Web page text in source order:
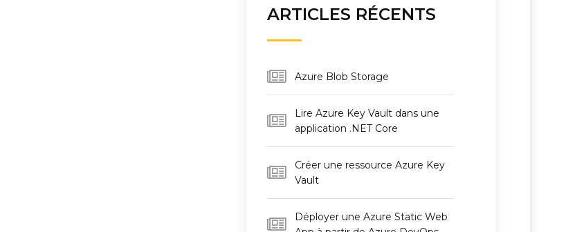
ARTICLES RÉCENTS
Azure Blob Storage
Lire Azure Key Vault dans une
application .NET Core
Créer une ressource Azure Key
Vault
Déployer une Azure Static Web